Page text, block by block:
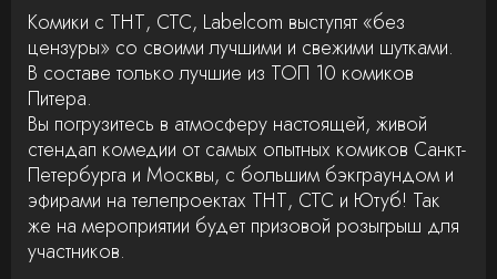
Комики с ТНТ, СТС, Labelcom выступят «без
цензуры» со своими лучшими и свежими шутками.
В составе только лучшие из ТОП 10 комиков
Питера.
Вы погрузитесь в атмосферу настоящей, живой
стендап комедии от самых опытных комиков Санкт-
Петербурга и Москвы, с большим бэкграундом и
эфирами на телепроектах ТНТ, СТС и Ютуб! Так
же на мероприятии будет призовой розыгрыш для
участников.